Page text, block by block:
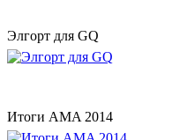
Элгорт для GQ
Итоги AMA 2014